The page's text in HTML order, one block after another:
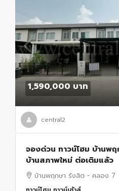
1,590,000 บาท
central2
จองด่วน ทาวน์โฮม บ้านพ
บ้านสภาพใหม่ ต่อเติมแล้ว
บ้านพฤกษา รังสิต - คลอง 7